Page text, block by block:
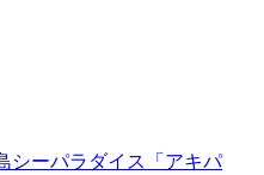
シーパラダイス「アキパ